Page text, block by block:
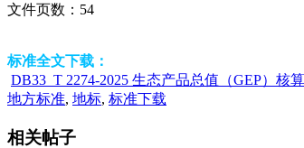
文件页数： 54
标准全文下载：
DB33_T 2274-2025 生态产品总值（GEP）核
地方标准, 地标, 标准下载
相关帖子